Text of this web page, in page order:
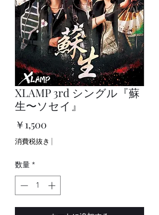
XLAMP 3rd シングル『蘇
生〜ソセイ』
￥1,500
格
消費税抜き |
数量 *